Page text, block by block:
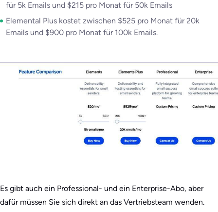
für 5k Emails und $215 pro Monat für 50k Emails
Elemental Plus kostet zwischen $525 pro Monat für 20k
Emails und $900 pro Monat für 100k Emails.
Es gibt auch ein Professional- und ein Enterprise-Abo, aber
dafür müssen Sie sich direkt an das Vertriebsteam wenden.